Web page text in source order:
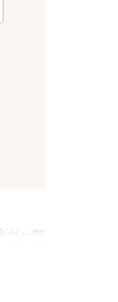
が一部